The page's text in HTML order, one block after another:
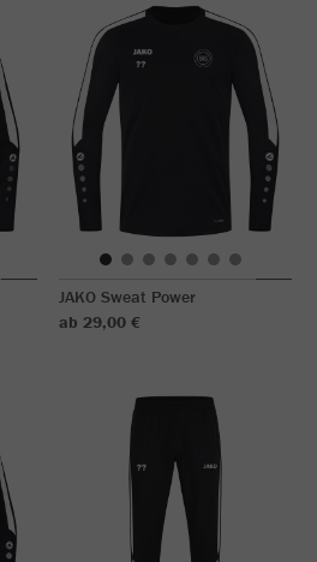
JAKO Sweat Power
ab 29,00 €